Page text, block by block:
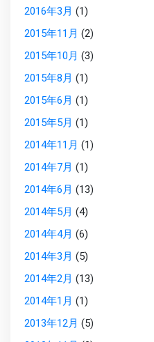
2016年3月 (1)
2015年11月 (2)
2015年10月 (3)
2015年8月 (1)
2015年6月 (1)
2015年5月 (1)
2014年11月 (1)
2014年7月 (1)
2014年6月 (13)
2014年5月 (4)
2014年4月 (6)
2014年3月 (5)
2014年2月 (13)
2014年1月 (1)
2013年12月 (5)